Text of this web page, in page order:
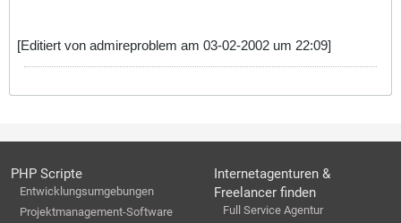
[Editiert von admireproblem am 03-02-2002 um 22:09]
PHP Scripte
Entwicklungsumgebungen
Projektmanagement-Software
Internetagenturen &
Freelancer finden
Full Service Agentur